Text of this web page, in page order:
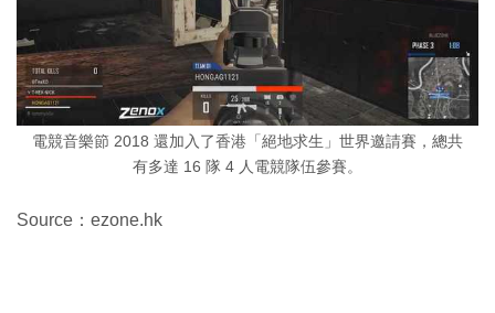
電競音樂節 2018 還加入了香港「絕地求生」世界邀請賽，總共
有多達 16 隊 4 人電競隊伍參賽。
Source：ezone.hk